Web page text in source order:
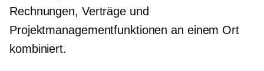
Rechnungen, Verträge und
Projektmanagementfunktionen an einem Ort
kombiniert.